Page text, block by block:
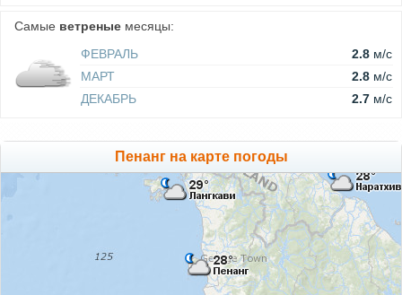
Самые ветреные месяцы:
ФЕВРАЛЬ
2.8 м/c
МАРТ
2.8 м/c
ДЕКАБРЬ
2.7 м/c
Пенанг на карте погоды